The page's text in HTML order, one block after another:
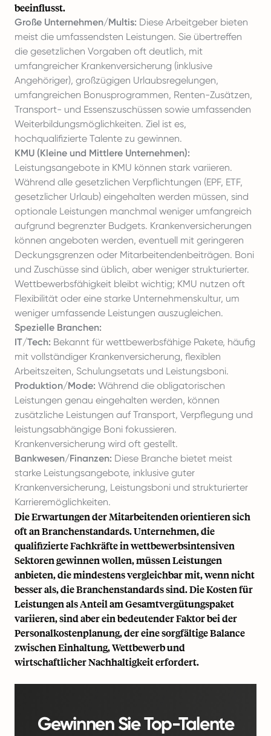
beeinflusst.
Große Unternehmen/Multis: Diese Arbeitgeber bieten
meist die umfassendsten Leistungen. Sie übertreffen
die gesetzlichen Vorgaben oft deutlich, mit
umfangreicher Krankenversicherung (inklusive
Angehöriger), großzügigen Urlaubsregelungen,
umfangreichen Bonusprogrammen, Renten-Zusätzen,
Transport- und Essenszuschüssen sowie umfassenden
Weiterbildungsmöglichkeiten. Ziel ist es,
hochqualifizierte Talente zu gewinnen.
KMU (Kleine und Mittlere Unternehmen):
Leistungsangebote in KMU können stark variieren.
Während alle gesetzlichen Verpflichtungen (EPF, ETF,
gesetzlicher Urlaub) eingehalten werden müssen, sind
optionale Leistungen manchmal weniger umfangreich
aufgrund begrenzter Budgets. Krankenversicherungen
können angeboten werden, eventuell mit geringeren
Deckungsgrenzen oder Mitarbeitendenbeiträgen. Boni
und Zuschüsse sind üblich, aber weniger strukturierter.
Wettbewerbsfähigkeit bleibt wichtig; KMU nutzen oft
Flexibilität oder eine starke Unternehmenskultur, um
weniger umfassende Leistungen auszugleichen.
Spezielle Branchen:
IT/Tech: Bekannt für wettbewerbsfähige Pakete, häufig
mit vollständiger Krankenversicherung, flexiblen
Arbeitszeiten, Schulungsetats und Leistungsboni.
Produktion/Mode: Während die obligatorischen
Leistungen genau eingehalten werden, können
zusätzliche Leistungen auf Transport, Verpflegung und
leistungsabhängige Boni fokussieren.
Krankenversicherung wird oft gestellt.
Bankwesen/Finanzen: Diese Branche bietet meist
starke Leistungsangebote, inklusive guter
Krankenversicherung, Leistungsboni und strukturierter
Karrieremöglichkeiten.
Die Erwartungen der Mitarbeitenden orientieren sich
oft an Branchenstandards. Unternehmen, die
qualifizierte Fachkräfte in wettbewerbsintensiven
Sektoren gewinnen wollen, müssen Leistungen
anbieten, die mindestens vergleichbar mit, wenn nicht
besser als, die Branchenstandards sind. Die Kosten für
Leistungen als Anteil am Gesamtvergütungspaket
variieren, sind aber ein bedeutender Faktor bei der
Personalkostenplanung, der eine sorgfältige Balance
zwischen Einhaltung, Wettbewerb und
wirtschaftlicher Nachhaltigkeit erfordert.
Gewinnen Sie Top-Talente